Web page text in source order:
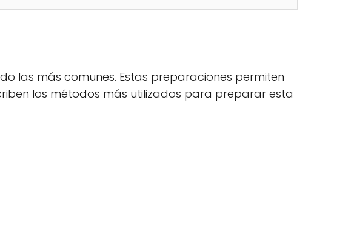
las más comunes. Estas preparaciones permiten
los métodos más utilizados para preparar esta